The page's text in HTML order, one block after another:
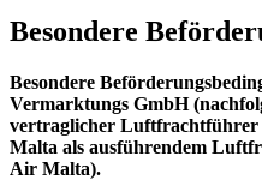
Besondere
Besondere
Vermarktungs GmbH
vertraglicher
Malta als ausführendem
Air Malta).